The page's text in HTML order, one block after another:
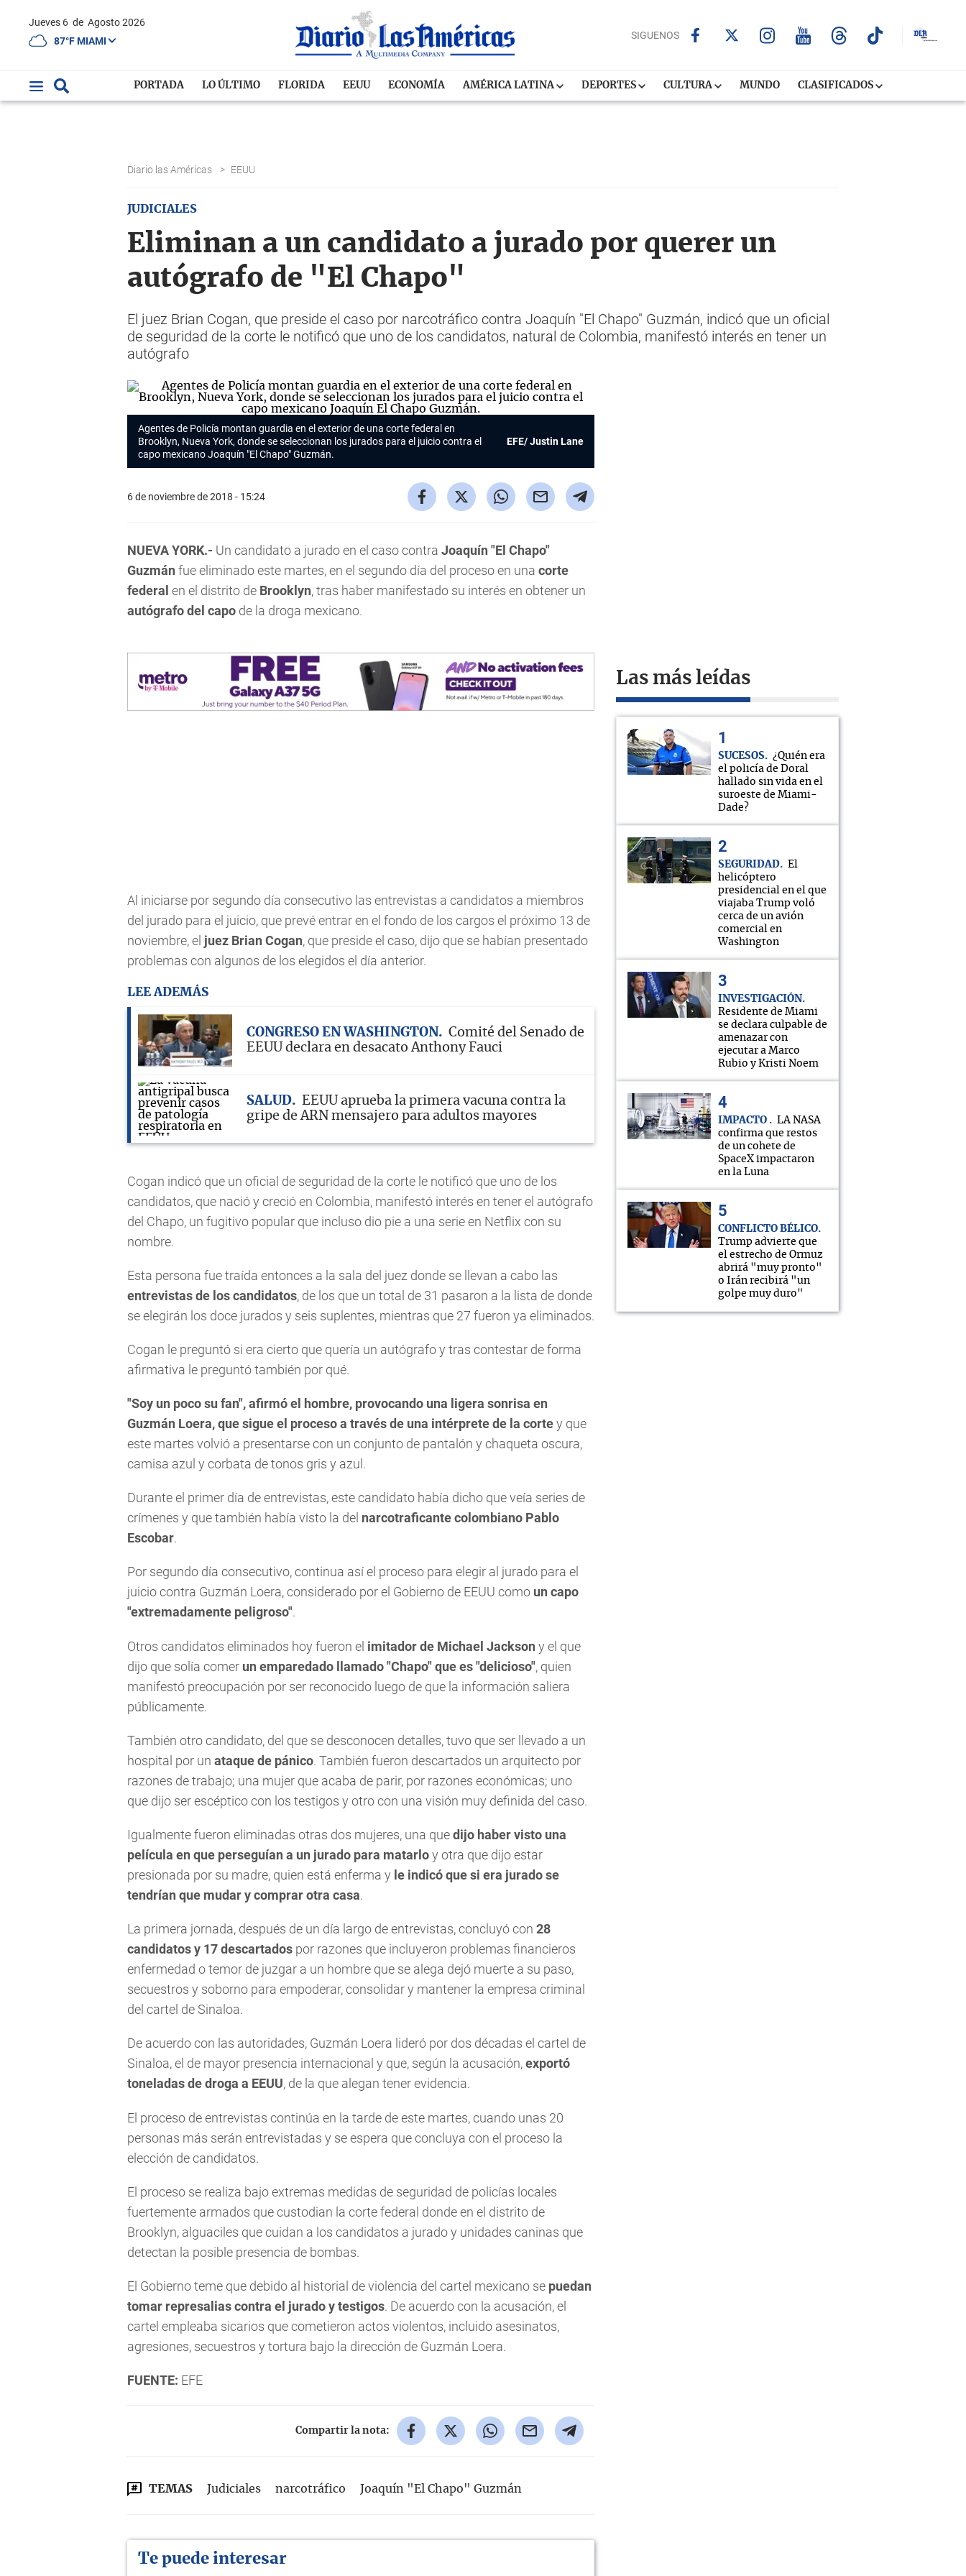
Jueves 6 de Agosto 2026
87°F MIAMI
SIGUENOS
PORTADA LO ÚLTIMO FLORIDA EEUU ECONOMÍA AMÉRICA LATINA DEPORTES CULTURA MUNDO CLASIFICADOS
Diario las Américas > EEUU
JUDICIALES
Eliminan a un candidato a jurado por querer un
autógrafo de "El Chapo"
El juez Brian Cogan, que preside el caso por narcotráfico contra Joaquín "El Chapo" Guzmán, indicó que un oficial
de seguridad de la corte le notificó que uno de los candidatos, natural de Colombia, manifestó interés en tener un
autógrafo
Agentes de Policía montan guardia en el exterior de una corte federal en
Brooklyn, Nueva York, donde se seleccionan los jurados para el juicio contra el
capo mexicano Joaquín "El Chapo" Guzmán.
EFE/ Justin Lane
6 de noviembre de 2018 - 15:24
NUEVA YORK.- Un candidato a jurado en el caso contra Joaquín "El Chapo"
Guzmán fue eliminado este martes, en el segundo día del proceso en una corte
federal en el distrito de Brooklyn, tras haber manifestado su interés en obtener un
autógrafo del capo de la droga mexicano.
Al iniciarse por segundo día consecutivo las entrevistas a candidatos a miembros
del jurado para el juicio, que prevé entrar en el fondo de los cargos el próximo 13 de
noviembre, el juez Brian Cogan, que preside el caso, dijo que se habían presentado
problemas con algunos de los elegidos el día anterior.
LEE ADEMÁS
CONGRESO EN WASHINGTON
Comité del Senado de
EEUU declara en desacato Anthony Fauci
SALUD
EEUU aprueba la primera vacuna contra la
gripe de ARN mensajero para adultos mayores
Cogan indicó que un oficial de seguridad de la corte le notificó que uno de los
candidatos, que nació y creció en Colombia, manifestó interés en tener el autógrafo
del Chapo, un fugitivo popular que incluso dio pie a una serie en Netflix con su
nombre.
Esta persona fue traída entonces a la sala del juez donde se llevan a cabo las
entrevistas de los candidatos, de los que un total de 31 pasaron a la lista de donde
se elegirán los doce jurados y seis suplentes, mientras que 27 fueron ya eliminados.
Cogan le preguntó si era cierto que quería un autógrafo y tras contestar de forma
afirmativa le preguntó también por qué.
"Soy un poco su fan", afirmó el hombre, provocando una ligera sonrisa en
Guzmán Loera, que sigue el proceso a través de una intérprete de la cortey que
este martes volvió a presentarse con un conjunto de pantalón y chaqueta oscura,
camisa azul y corbata de tonos gris y azul.
Durante el primer día de entrevistas, este candidato había dicho que veía series de
crímenes y que también había visto la del narcotraficante colombiano Pablo
Escobar.
Por segundo día consecutivo, continua así el proceso para elegir al jurado para el
juicio contra Guzmán Loera, considerado por el Gobierno de EEUU como un capo
"extremadamente peligroso".
Otros candidatos eliminados hoy fueron el imitador de Michael Jackson y el que
dijo que solía comer un emparedado llamado "Chapo" que es "delicioso", quien
manifestó preocupación por ser reconocido luego de que la información saliera
públicamente.
También otro candidato, del que se desconocen detalles, tuvo que ser llevado a un
hospital por un ataque de pánico. También fueron descartados un arquitecto por
razones de trabajo; una mujer que acaba de parir, por razones económicas; uno
que dijo ser escéptico con los testigos y otro con una visión muy definida del caso.
Igualmente fueron eliminadas otras dos mujeres, una quedijo haber visto una
película en que perseguían a un jurado para matarloy otra que dijo estar
presionada por su madre, quien está enferma y le indicó que si era jurado se
tendrían que mudar y comprar otra casa.
La primera jornada, después de un día largo de entrevistas, concluyó con 28
candidatos y 17 descartados por razones que incluyeron problemas financieros
enfermedad o temor de juzgar a un hombre que se alega dejó muerte a su paso,
secuestros y soborno para empoderar, consolidar y mantener la empresa criminal
del cartel de Sinaloa.
De acuerdo con las autoridades, Guzmán Loera lideró por dos décadas el cartel de
Sinaloa, el de mayor presencia internacional y que, según la acusación,exportó
toneladas de droga a EEUU, de la que alegan tener evidencia.
El proceso de entrevistas continúa en la tarde de este martes, cuando unas 20
personas más serán entrevistadas y se espera que concluya con el proceso la
elección de candidatos.
El proceso se realiza bajo extremas medidas de seguridad de policías locales
fuertemente armados que custodian la corte federal donde en el distrito de
Brooklyn, alguaciles que cuidan a los candidatos a jurado y unidades caninas que
detectan la posible presencia de bombas.
El Gobierno teme que debido al historial de violencia del cartel mexicano se puedan
tomar represalias contra el jurado y testigos. De acuerdo con la acusación, el
cartel empleaba sicarios que cometieron actos violentos, incluido asesinatos,
agresiones, secuestros y tortura bajo la dirección de Guzmán Loera.
FUENTE: EFE
Compartir la nota:
TEMAS Judiciales narcotráfico Joaquín "El Chapo" Guzmán
Te puede interesar
Las más leídas
SUCESOS
¿Quién era
el policía de Doral
hallado sin vida en el
suroeste de Miami-
Dade?
SEGURIDAD
El
helicóptero
presidencial en el que
viajaba Trump voló
cerca de un avión
comercial en
Washington
INVESTIGACIÓN
Residente de Miami
se declara culpable de
amenazar con
ejecutar a Marco
Rubio y Kristi Noem
IMPACTO
LA NASA
confirma que restos
de un cohete de
SpaceX impactaron
en la Luna
CONFLICTO BÉLICO
Trump advierte que
el estrecho de Ormuz
abrirá "muy pronto"
o Irán recibirá "un
golpe muy duro"